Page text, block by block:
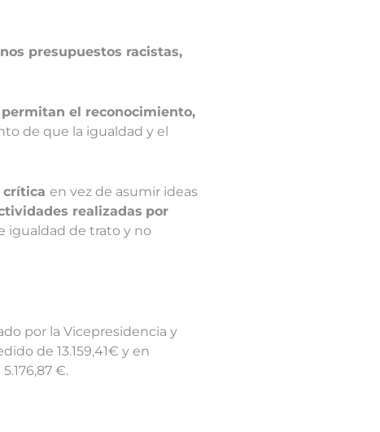
presupuestos racistas,
el reconocimiento,
de que la igualdad y el
en vez de asumir ideas
realizadas por
igualdad de trato y no
por la Vicepresidencia y
de 13.159,41€ y en
€.